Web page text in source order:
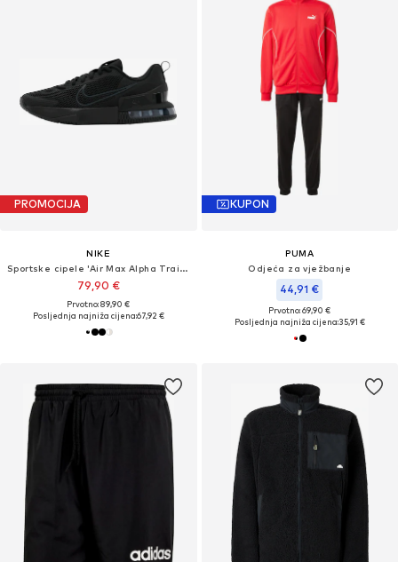
PROMOCIJA
NIKE
Sportske cipele 'Air Max Alpha Trainer 6'
79,90 €
Prvotno: 89,90 €
Posljednja najniža cijena:67,92 €
KUPON
PUMA
Odjeća za vježbanje
44,91 €
Prvotno: 69,90 €
Posljednja najniža cijena:35,91 €